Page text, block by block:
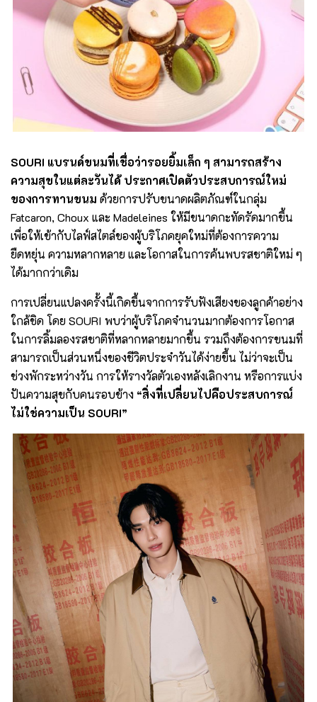
SOURI แบรนด์ขนมที่เชื่อว่ารอยยิ้มเล็ก ๆ สามารถสร้าง
ความสุขในแต่ละวันได้ ประกาศเปิดตัวประสบการณ์ใหม่
ของการทานขนม ด้วยการปรับขนาดผลิตภัณฑ์ในกลุ่ม
Fatcaron, Choux และ Madeleines ให้มีขนาดกะทัดรัดมากขึ้น
เพื่อให้เข้ากับไลฟ์สไตล์ของผู้บริโภคยุคใหม่ที่ต้องการความ
ยืดหยุ่น ความหลากหลาย และโอกาสในการค้นพบรสชาติใหม่ ๆ
ได้มากกว่าเดิม
การเปลี่ยนแปลงครั้งนี้เกิดขึ้นจากการรับฟังเสียงของลูกค้าอย่าง
ใกล้ชิด โดย SOURI พบว่าผู้บริโภคจำนวนมากต้องการโอกาส
ในการลิ้มลองรสชาติที่หลากหลายมากขึ้น รวมถึงต้องการขนมที่
สามารถเป็นส่วนหนึ่งของชีวิตประจำวันได้ง่ายขึ้น ไม่ว่าจะเป็น
ช่วงพักระหว่างวัน การให้รางวัลตัวเองหลังเลิกงาน หรือการแบ่ง
ปันความสุขกับคนรอบข้าง “สิ่งที่เปลี่ยนไปคือประสบการณ์
ไม่ใช่ความเป็น SOURI”